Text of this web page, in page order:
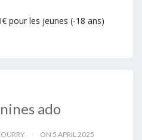
pour les jeunes (-18 ans)
ado
ON 5 APRIL 2025